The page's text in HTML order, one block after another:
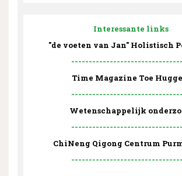
Interessante links
"de voeten van Jan" Holistisch
Time Magazine Toe
Wetenschappelijk
ChiNeng Qigong Centrum